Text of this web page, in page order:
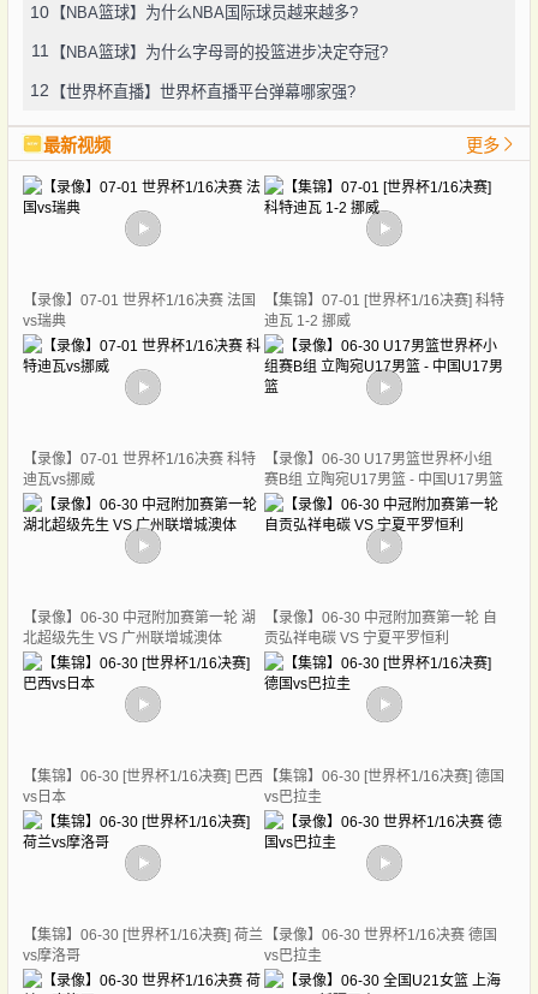
10 【NBA篮球】为什么NBA国际球员越来越多?
11 【NBA篮球】为什么字母哥的投篮进步决定夺冠?
12 【世界杯直播】世界杯直播平台弹幕哪家强?
最新视频 更多
【录像】07-01 世界杯1/16决赛 法国
vs瑞典
【集锦】07-01 [世界杯1/16决赛] 科特
迪瓦 1-2 挪威
【录像】07-01 世界杯1/16决赛 科特
迪瓦vs挪威
【录像】06-30 U17男篮世界杯小组
赛B组 立陶宛U17男篮 - 中国U17男篮
【录像】06-30 中冠附加赛第一轮 湖
北超级先生 VS 广州联增城澳体
【录像】06-30 中冠附加赛第一轮 自
贡弘祥电碳 VS 宁夏平罗恒利
【集锦】06-30 [世界杯1/16决赛] 巴西
vs日本
【集锦】06-30 [世界杯1/16决赛] 德国
vs巴拉圭
【集锦】06-30 [世界杯1/16决赛] 荷兰
vs摩洛哥
【录像】06-30 世界杯1/16决赛 德国
vs巴拉圭